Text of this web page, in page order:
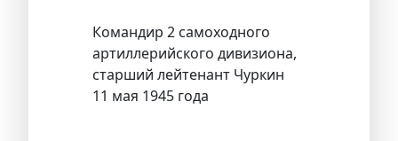
Командир 2 самоходного
артиллерийского дивизиона,
старший лейтенант Чуркин
11 мая 1945 года